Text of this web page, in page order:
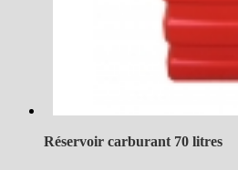
Réservoir carburant 70 litres